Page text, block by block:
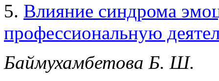
5. Влияние синдрома
профессиональную
Баймухамбетова Б. Ш.